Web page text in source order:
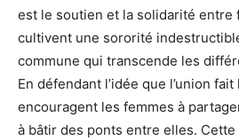
est le soutien et la solidarité entre
cultivent une sororité
commune qui transcende les
En défendant l’idée que l’union
encouragent les femmes à
à bâtir des ponts entre elles.